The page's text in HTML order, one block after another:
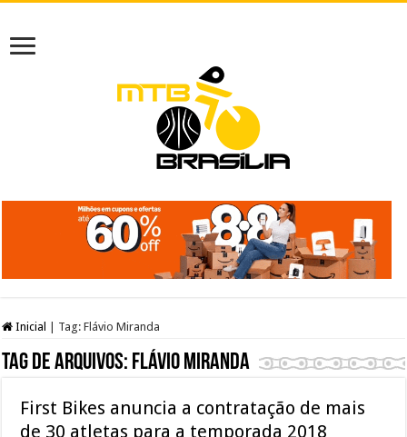
Inicial Tag:Flávio Miranda
Tag de arquivos: Flávio Miranda
First Bikes anuncia a contratação de mais
de 30 atletas para a temporada 2018